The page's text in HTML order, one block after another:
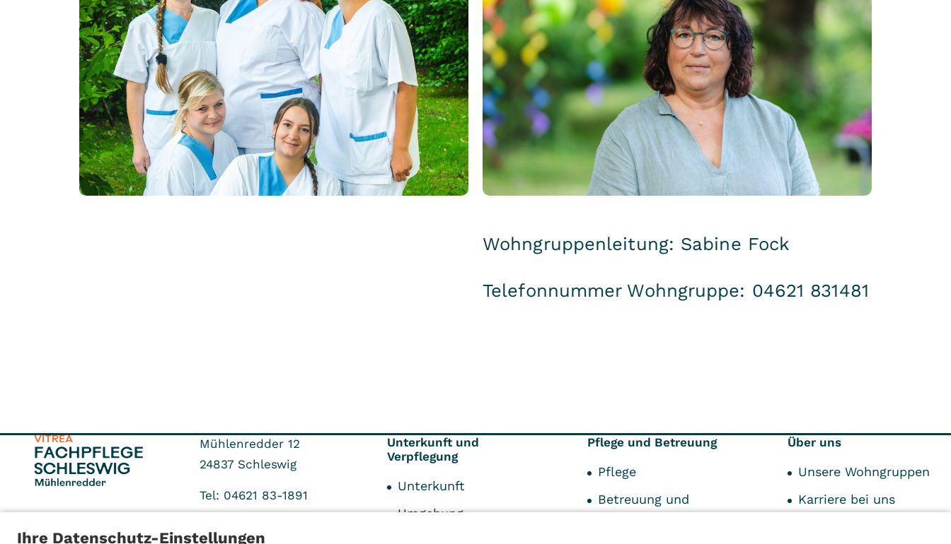
Wohngruppenleitung: Sabine Fock
Telefonnummer Wohngruppe: 04621 831481
Mühlenredder 12
24837 Schleswig
Tel: 04621 83-1891
Unterkunft und
Verpflegung
Unterkunft
Umgebung
Pflege und Betreuung
Pflege
Betreuung und
Aktivitäten
Über uns
Unsere Wohngruppen
Karriere bei uns
Ihre Datenschutz-Einstellungen